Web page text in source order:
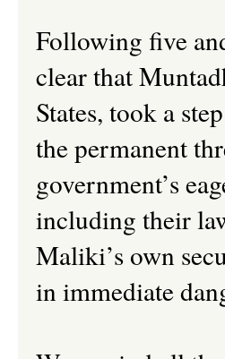
Following five
clear that
States, took a
the permanent
government’s
including their
Maliki’s own
in immediate